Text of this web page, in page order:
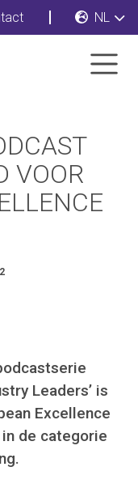
NL
VOOR
Leaders’ is
Excellence
de categorie